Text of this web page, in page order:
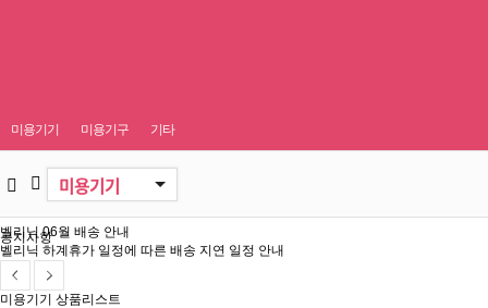
미용기기 미용기구 기타
페이스
바디
두피&탈모
미용기기
소모품&용품
미용인 인기
이벤트
라이브방송/번개장터
공지사항
벨리닉 하계휴가 일정에 따른 배송 지연 일정 안내
벨리닉 06월 배송 안내